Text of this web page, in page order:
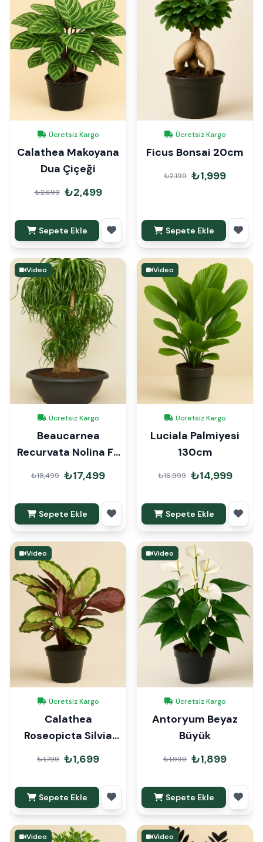
Ücretsiz Kargo
Calathea Makoyana
Dua Çiçeği
₺2,699 ₺2,499
Sepete Ekle
Ücretsiz Kargo
Ficus Bonsai 20cm
₺2,199 ₺1,999
Sepete Ekle
Video
Ücretsiz Kargo
Beaucarnea
Recurvata Nolina Fil
Ayağı 100-110cm
₺18,499 ₺17,499
Sepete Ekle
Video
Ücretsiz Kargo
Luciala Palmiyesi
130cm
₺16,999 ₺14,999
Sepete Ekle
Video
Ücretsiz Kargo
Calathea
Roseopicta Silvia
Dua Çiçeği
₺1,799 ₺1,699
Sepete Ekle
Video
Ücretsiz Kargo
Antoryum Beyaz
Büyük
₺1,999 ₺1,899
Sepete Ekle
Video Video